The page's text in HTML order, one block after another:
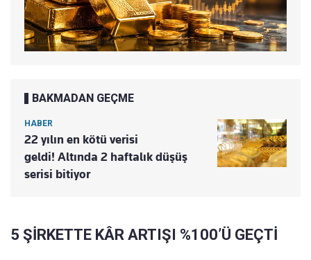
BAKMADAN GEÇME
HABER
22 yılın en kötü verisi
geldi! Altında 2 haftalık düşüş
serisi bitiyor
5 ŞİRKETTE KÂR ARTIŞI %100’Ü GEÇTİ